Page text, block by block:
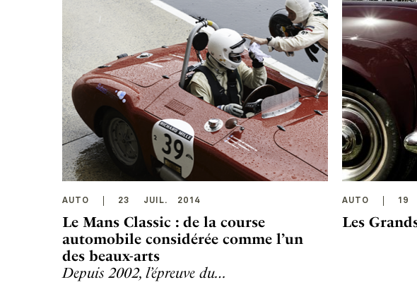
AUTO 23 JUIL. 2014
Le Mans Classic : de la course
automobile considérée comme l’un
des beaux-arts
Depuis 2002, l’épreuve du…
AUTO 19
Les